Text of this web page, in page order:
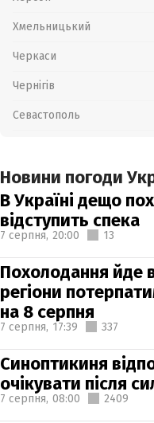
Хмельницький
Черкаси
Чернігів
Севастополь
Новини погоди
В Україні дещо
відступить спека
7 серпня, 20:00 13
Похолодання йде
регіони
на 8 серпня
7 серпня, 17:39 337
Синоптикиня
очікувати після
7 серпня, 08:00 2409